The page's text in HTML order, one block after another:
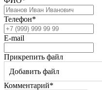
Телефон*
E-mail
Прикрепить файл
Добавить файл
Комментарий*